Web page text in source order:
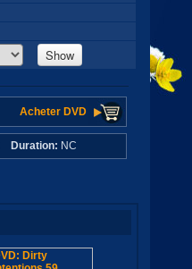
Show
Acheter DVD
Duration: NC